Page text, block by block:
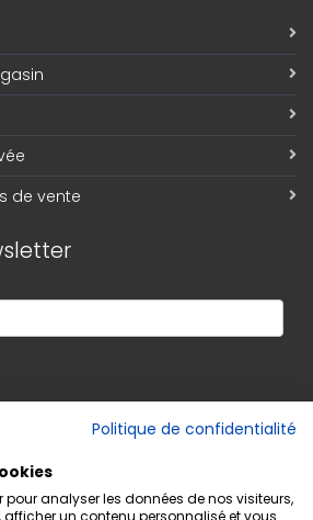
de vente
Politique de confidentialité
analyser les données de nos visiteurs,
afficher un contenu personnalisé et vous